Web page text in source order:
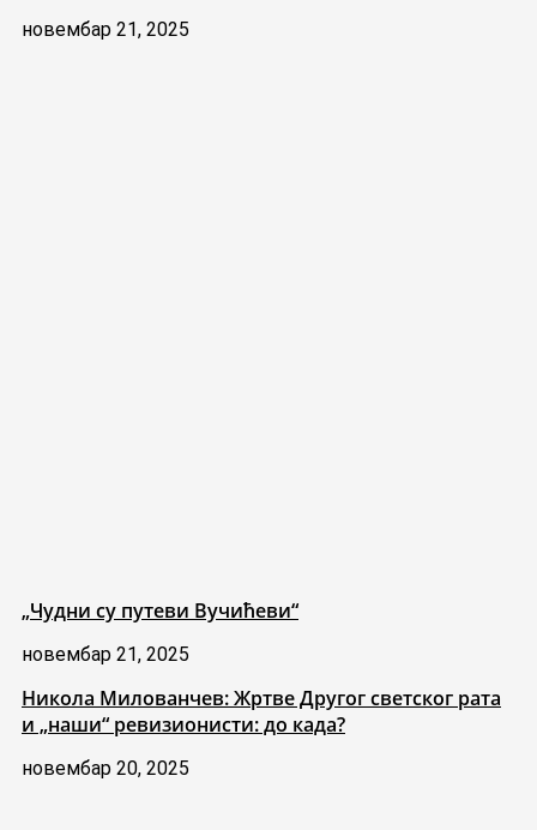
новембар 21, 2025
„Чудни су путеви Вучићеви“
новембар 21, 2025
Никола Милованчев: Жртве Другог светског рата
и „наши“ ревизионисти: до када?
новембар 20, 2025